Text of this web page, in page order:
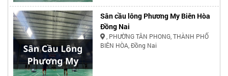
Sân cầu lông Phương My Biên Hòa
Đồng Nai
, PHƯỜNG TÂN PHONG, THÀNH PHỐ
BIÊN HÒA, Đồng Nai